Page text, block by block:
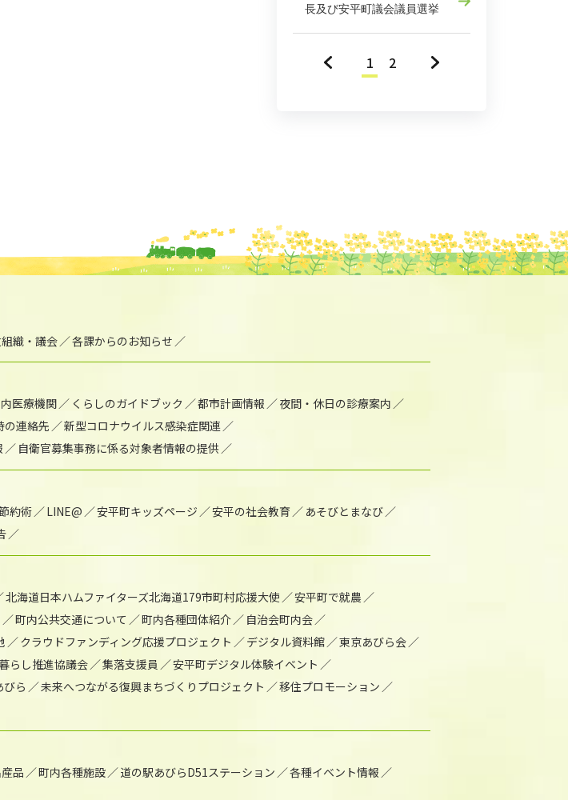
長及び安平町議会議員選挙
« 1 2 »
織・議会 各課からのお知らせ
医療機関 くらしのガイドブック 都市計画情報
夜間・休日の診療案内
の連絡先
新型コロナウイルス感染症関連
自衛官募集事務に係る対象者情報の提供
約術 LINE@ 安平町キッズページ 安平の社会教育
あそびとまなび
北海道日本ハムファイターズ北海道179市町村応援大使
安平町で就農
町内公共交通について 町内各種団体紹介
自治会町内会
クラウドファンディング応援プロジェクト デジタル資料館
東京あびら会
らし推進協議会 集落支援員
安平町デジタル体験イベント
ら 未来へつながる復興まちづくりプロジェクト
移住プロモーション
品 町内各種施設 道の駅あびらD51ステーション
各種イベント情報